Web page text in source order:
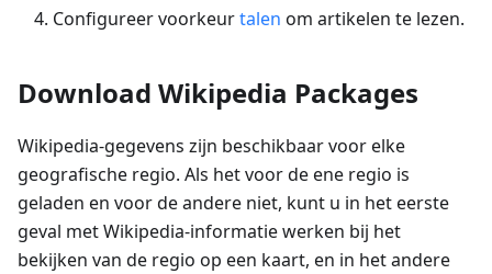
Configureer voorkeurtalen om artikelen te lezen.
Download Wikipedia Packages
Wikipedia-gegevens zijn beschikbaar voor elke
geografische regio. Als het voor de ene regio is
geladen en voor de andere niet, kunt u in het eerste
geval met Wikipedia-informatie werken bij het
bekijken van de regio op een kaart, en in het andere